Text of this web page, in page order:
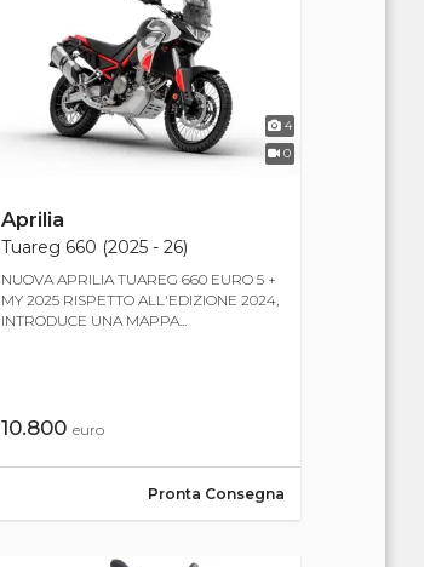
4
0
Aprilia
Tuareg 660 (2025 - 26)
NUOVA APRILIA TUAREG 660 EURO 5 +
MY 2025 RISPETTO ALL'EDIZIONE 2024,
INTRODUCE UNA MAPPA...
10.800euro
Pronta Consegna